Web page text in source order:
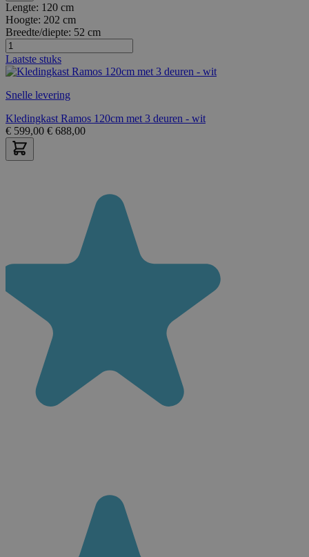
Lengte: 120 cm
Hoogte: 202 cm
Breedte/diepte: 52 cm
Laatste stuks
Snelle levering
Kledingkast Ramos 120cm met 3 deuren - wit
€ 599,00 € 688,00